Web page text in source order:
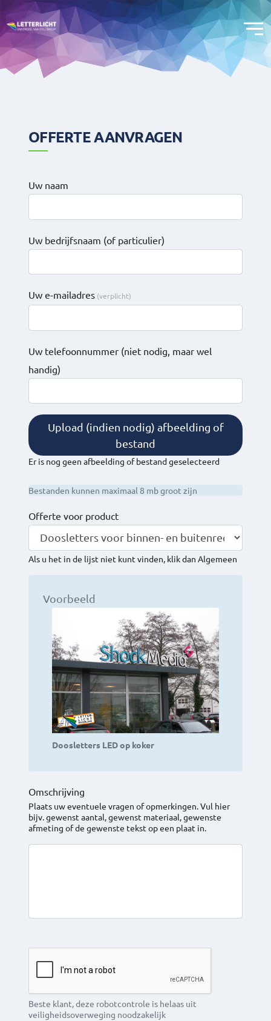
OFFERTE AANVRAGEN
Uw naam
Uw bedrijfsnaam (of particulier)
Uw e-mailadres
Uw telefoonnummer (niet nodig, maar wel
handig)
Upload (indien nodig) afbeelding of
bestand
Er is nog geen afbeelding of bestand geselecteerd
Bestanden kunnen maximaal 8 mb groot zijn
Offerte voor product
Als u het in de lijst niet kunt vinden, klik dan Algemeen
Voorbeeld
Doosletters LED op koker
Omschrijving
Plaats uw eventuele vragen of opmerkingen. Vul hier
bijv. gewenst aantal, gewenst materiaal, gewenste
afmeting of de gewenste tekst op een plaat in.
Beste klant, deze robotcontrole is helaas uit
veiligheidsoverweging noodzakelijk